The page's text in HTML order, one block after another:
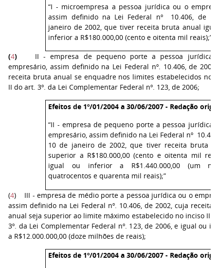
“I - microempresa a pessoa jurídica ou o
assim definido na Lei Federal nº 10.406, de
janeiro de 2002, que tiver receita bruta anual
inferior a R$180.000,00 (cento e oitenta mil reais);”
(4) II - empresa de pequeno porte a pessoa jurídica
empresário, assim definido na Lei Federal nº. 10.406, de
receita bruta anual se enquadre nos limites estabelecidos no
II do art. 3º. da Lei Complementar Federal nº. 123, de 2006;
Efeitos de 1º/01/2004 a 30/06/2007 - Redação
“II - empresa de pequeno porte a pessoa jurídica
empresário, assim definido na Lei Federal nº
10 de janeiro de 2002, que tiver receita bruta
superior a R$180.000,00 (cento e oitenta mil
igual ou inferior a R$1.440.000,00 (um
quatrocentos e quarenta mil reais);”
(4) III - empresa de médio porte a pessoa jurídica ou o
assim definido na Lei Federal nº. 10.406, de 2002, cuja receita
anual seja superior ao limite máximo estabelecido no inciso II
3º. da Lei Complementar Federal nº. 123, de 2006, e igual ou
a R$12.000.000,00 (doze milhões de reais);
Efeitos de 1º/01/2004 a 30/06/2007 - Redação